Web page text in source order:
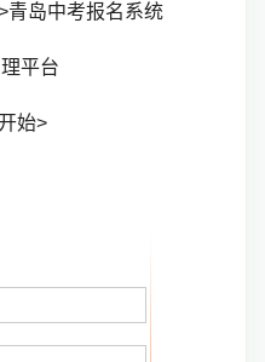
青岛中考报名系统
平台
始>